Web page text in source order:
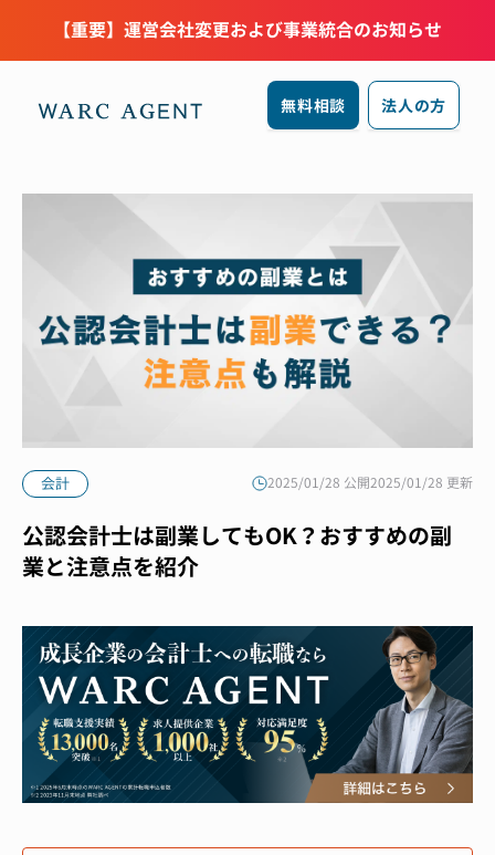
【重要】運営会社変更および事業統合のお知らせ
無料相談 法人の方
会計 2025/01/28 公開2025/01/28 更新
公認会計士は副業してもOK？おすすめの副
業と注意点を紹介